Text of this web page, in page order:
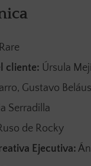
cliente: Úrsula
Gustavo
Serradilla
de Rocky
Ejecutiva: